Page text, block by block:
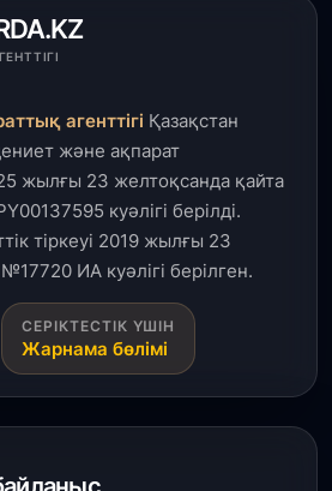
агенттігі Қазақстан
және ақпарат
жылғы 23 желтоқсанда қайта
куәлігі берілді.
тіркеуі 2019 жылғы 23
№17720 ИА куәлігі берілген.
СЕРІКТЕСТІК ҮШІН
Жарнама бөлімі